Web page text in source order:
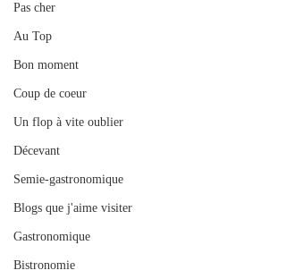
Pas cher
Au Top
Bon moment
Coup de coeur
Un flop à vite oublier
Décevant
Semie-gastronomique
Blogs que j'aime visiter
Gastronomique
Bistronomie